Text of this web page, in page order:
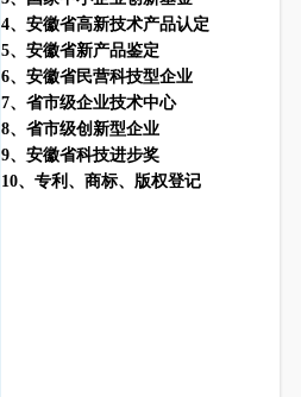
4、安徽省高新技术产品认定
5、安徽省新产品鉴定
6、安徽省民营科技型企业
7、省市级企业技术中心
8、省市级创新型企业
9、安徽省科技进步奖
10、 专利 、 商标、 版权登记